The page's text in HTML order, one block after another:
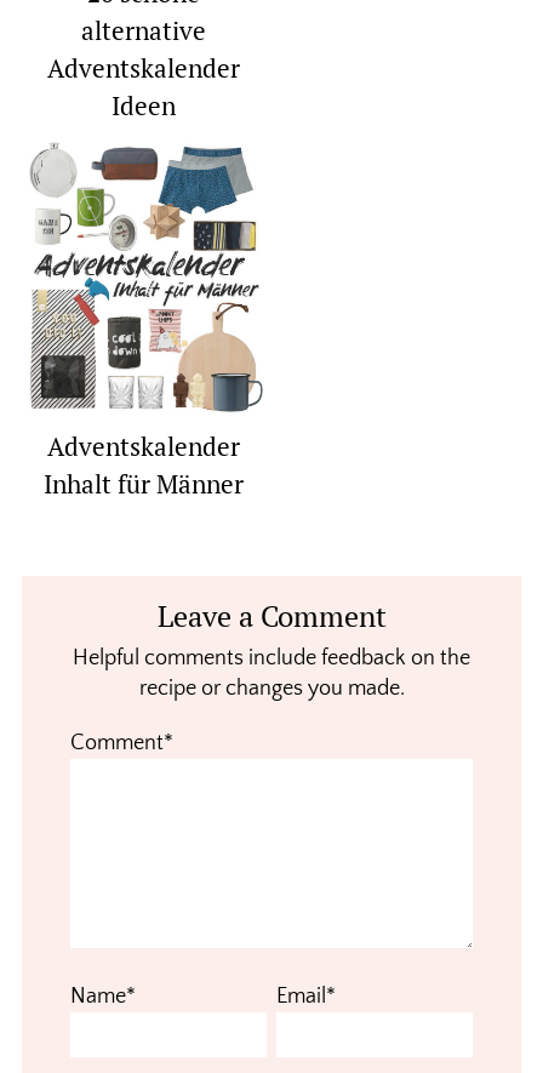
alternative
Adventskalender
Ideen
Adventskalender
Inhalt für Männer
InteractionsLeave a Comment
Helpful comments include feedback on the
recipe or changes you made.
Comment*
Name* Email*